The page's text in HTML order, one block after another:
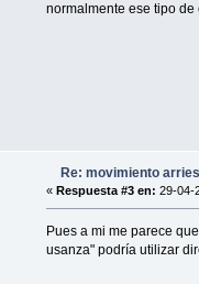
normalmente ese tipo
Re: movimiento
« Respuesta #3 en: 29-04-
Pues a mi me parece
usanza" podría utilizar